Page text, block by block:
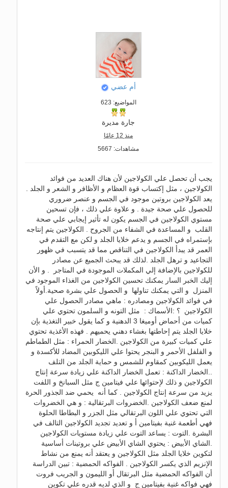
أم عضي
المواضيع: 623
جارة مديرة
منذ 12 عامًا
مشاهدات: 5667
يجب أن تحصل علي الكولاجين لأن هناك العديد من فوائد
الكولاجين ، مثل إكتساب قوة العظام و الأظافر و الشعر و الجلد .
يعد الكولاجين بروتين موجود في الجسم و عنصر ضروري
للحصول علي صحة جيدة . و علاوة علي ذلك ، فإن تسحين
مستوي الكولاجين في الجسم يكون له تأثير إيجابي علي صحة
القلب و المساعدة في الشفاء من الجروح . الكولاجين يتم إنتاجه
بإستمراه في الجسم و يدعم خلايا الجلد و لكن مع التقدم في
العمر قد يبدأ الكولاجين في التناقص مما قد يتسبب في ظهور
التجاعيد و ترهل الجلد .لذلك قد يبحث الجميع عن مصادر
للكولاجين بالإضافة إلي المكملات الموجودة في المتاجر . و الأن
إليك الخبر السار يمكنك تحسين الكولاجين من الغذاء الموجود في
المنزل و التي يمكنك تناولها و الحصول علي بشرة صحية.أولاً
في فوائد الكولاجين ومصادره : ماهي مصادر الحصول علي
الكولاجين ؟ :الأسماك : مثل التونه و السلمون تحتوي علي
كميات من أحماض أوميغا 3 الدهنية و كما يقول خبير التغذية بإن
خلايا الجلد يتم إحاطتها بغشاء دهني يحميهم . فهذه الأغذية تحتوي
علي كميات كبيرة من الكولاجين .الخضار الحمراء : مثل الطماطم
و الفلفل الأحمر و البنجر يحتوا علي الليكوبين المضاد للأكسدة و
يعمل الليكوبين كمقاوم للشمس و حماية الجلد من التلف
..الخضار الداكنة : تعمل الخضار الداكنة علي زيادة سرعة إنتاج
الكولاجين و ذلك لإحتوائها علي فيتامين ج مثل السبانخ و اللفت
يزيد من سرعة إنتاج الكولاجين . كما أنه يحمي ضد الجذور الحرة
لمنع ضعف الكولاجين .الخضروات البرتقالية : و هي الخضروات
التي تحتوي علي اللون البرتقالي مثل الجزر و البطاطا الحلوة
فهي أطعمة غنية بفيتامين أ و تعديد تجديد الكولاجين التالف في
البشرة .التوت : يساعد التوت علي زيادة مستويات الكولاجين
.الشاي الأبيض : يحتوي الشاي الأبيض علي بروتينات أساسية
لتكوين خلايا الجلد مثل الكولاجين و يعتقد أنه يمنع من نشاط
الإنزيم الذي يكسر الكولاجين . الفواكه الحمضية : تبين الدراسة
أن الفواكه الحمضية مثل البرتقال أو الليمون و الجريب فروت
فهي فواكه غنية بفيتامين ج و الذي لديه قدره علي تكوين